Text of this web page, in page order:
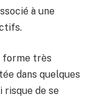
à une
forme très
dans quelques
risque de se